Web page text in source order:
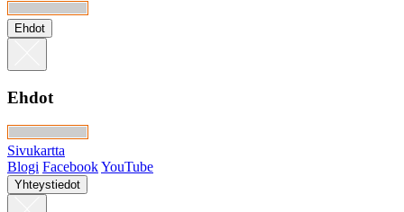
Ehdot
Ehdot
Sivukartta
Blogi FacebookYouTube
Yhteystiedot